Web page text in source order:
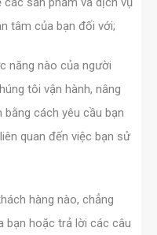
tâm của bạn đối với;
năng nào của người
tôi vận hành, nâng
cách yêu cầu bạn
quan đến việc bạn sử
hàng nào, chẳng
bạn hoặc trả lời các câu